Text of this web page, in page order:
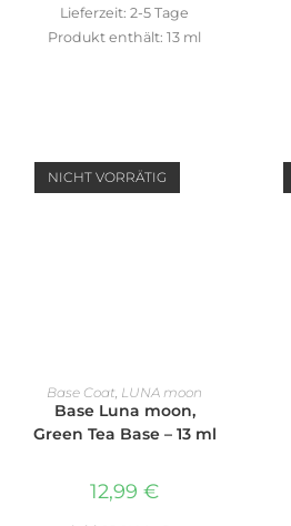
Lieferzeit: 2-5 Tage
Produkt enthält: 13 ml
NICHT VORRÄTIG
WEITERLESEN
Base Coat LUNA moon
Base Luna moon,
Green Tea Base – 13 ml
12,99 €